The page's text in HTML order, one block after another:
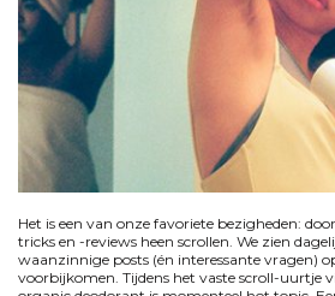
Het is een van onze favoriete bezigheden:
tricks en -reviews heen scrollen. We zien
waanzinnige posts (én interessante vragen)
voorbijkomen. Tijdens het vaste scroll-uurtje